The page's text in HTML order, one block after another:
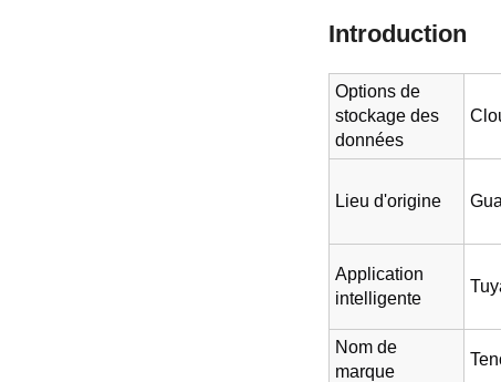
Introduction
Options de
stockage des
données
Lieu d'origine
Application
intelligente
Nom de
marque